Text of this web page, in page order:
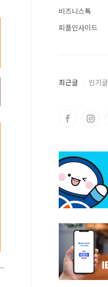
비즈니스톡
피플인사이드
최근글 인기글